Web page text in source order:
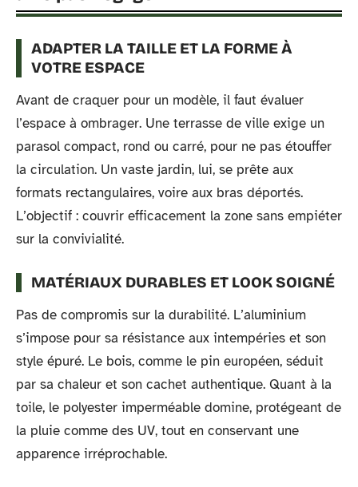
ADAPTER LA TAILLE ET LA FORME À
VOTRE ESPACE
Avant de craquer pour un modèle, il faut évaluer
l’espace à ombrager. Une terrasse de ville exige un
parasol compact, rond ou carré, pour ne pas étouffer
la circulation. Un vaste jardin, lui, se prête aux
formats rectangulaires, voire aux bras déportés.
L’objectif : couvrir efficacement la zone sans empiéter
sur la convivialité.
MATÉRIAUX DURABLES ET LOOK SOIGNÉ
Pas de compromis sur la durabilité. L’aluminium
s’impose pour sa résistance aux intempéries et son
style épuré. Le bois, comme le pin européen, séduit
par sa chaleur et son cachet authentique. Quant à la
toile, le polyester imperméable domine, protégeant de
la pluie comme des UV, tout en conservant une
apparence irréprochable.